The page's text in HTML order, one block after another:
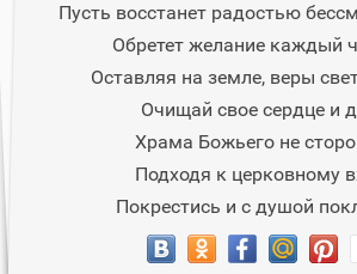
Пусть восстанет радостью
Обретет желание каждый
Оставляя на земле, веры
Очищай свое сердце и
Храма Божьего не
Подходя к церковному
Покрестись и с душой